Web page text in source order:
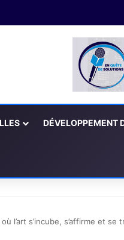
DÉVELOPPEMENT
l’art s’incube, s’affirme et se